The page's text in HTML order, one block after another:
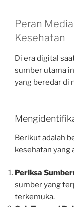
Peran
Kesehatan
Di era digital
sumber utama
yang beredar di
Berikut adalah
kesehatan yang
Periksa
sumber yang
terkemuka.